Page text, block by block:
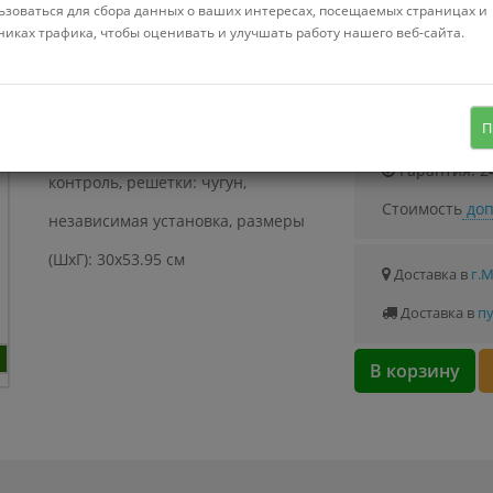
Кредит «На родныя тавары» - 4%
контроль, решетки: чугун,
независимая установка, размеры
(ШхГ): 30x53.95 см
Можно
Стоимость от
Узнать о
Гарантия:
Стоимость
Доставка в
Доставка в
В корзину
для сбора данных о ваших интересах, посещаемых страницах и
трафика, чтобы оценивать и улучшать работу нашего веб-сайта.